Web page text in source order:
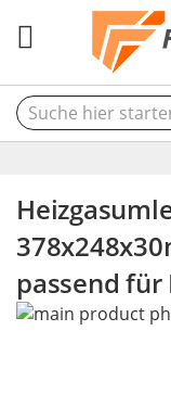
passend
Skip